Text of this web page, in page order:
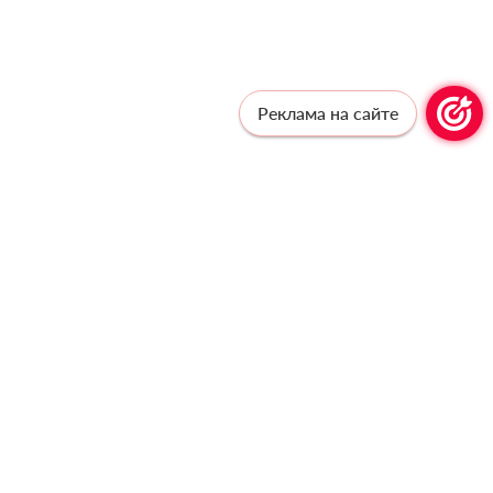
Реклама на сайте